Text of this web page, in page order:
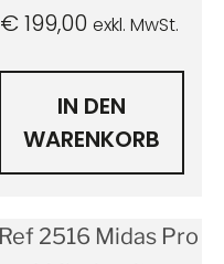
€199,00 exkl. MwSt.
IN DEN
WARENKORB